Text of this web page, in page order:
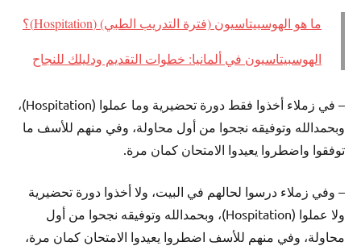
ما هو الهوسبيتاسيون (فترة التدريب الطبي) (Hospitation)؟
الهوسبيتاسيون في ألمانيا: خطوات التقديم ودليلك للنجاح
– في زملاء أخذوا فقط دورة تحضيرية وما عملوا (Hospitation)،
وبحمدالله وتوفيقه نجحوا من أول محاولة، وفي منهم للأسف ما
توفقوا واضطروا يعيدوا الامتحان كمان مرة.
– وفي زملاء درسوا لحالهم في البيت، ولا أخذوا دورة تحضيرية
ولا عملوا (Hospitation)، وبحمدالله وتوفيقه نجحوا من أول
محاولة، وفي منهم للأسف اضطروا يعيدوا الامتحان كمان مرة،